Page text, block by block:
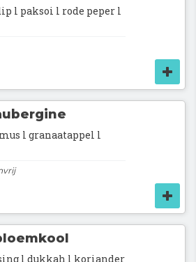
l paksoi l rode peper l
l granaatappel l
l dukkah l koriander